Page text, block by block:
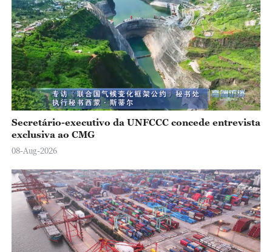
Secretário-executivo da UNFCCC concede entrevista
exclusiva ao CMG
08-Aug-2026